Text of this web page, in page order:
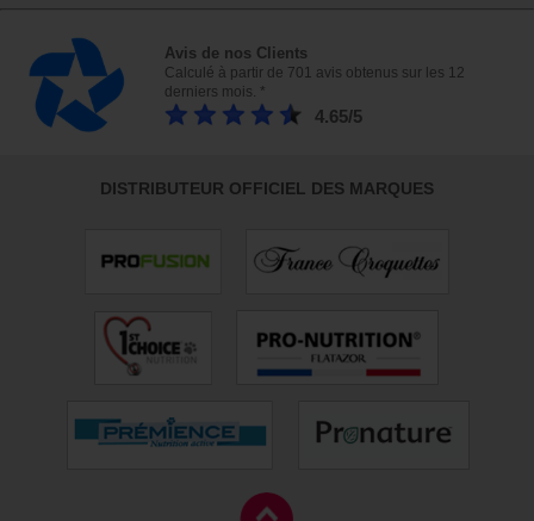
Avis de nos Clients
Calculé à partir de 701 avis obtenus sur les 12
derniers mois. *
4.65/5
DISTRIBUTEUR OFFICIEL DES MARQUES